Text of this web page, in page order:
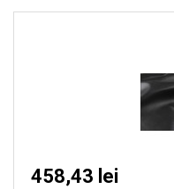
458,43 lei